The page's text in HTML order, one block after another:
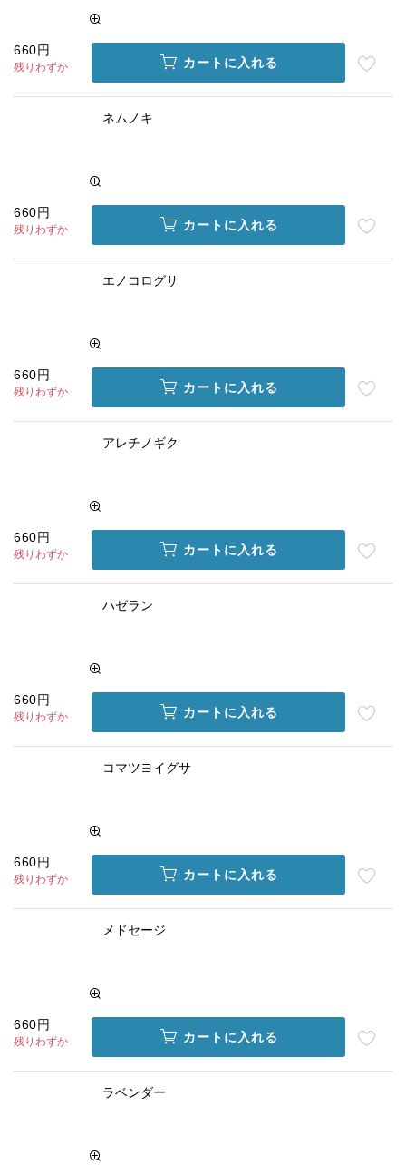
660円
残りわずか カートに入れる
ネムノキ
660円
残りわずか カートに入れる
エノコログサ
660円
残りわずか カートに入れる
アレチノギク
660円
残りわずか カートに入れる
ハゼラン
660円
残りわずか カートに入れる
コマツヨイグサ
660円
残りわずか カートに入れる
メドセージ
660円
残りわずか カートに入れる
ラベンダー